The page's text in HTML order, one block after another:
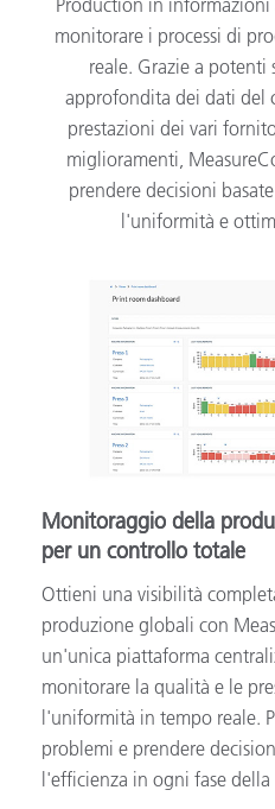
Production in
monitorare i processi di
reale. Grazie a
approfondita dei dati del
prestazioni dei vari
miglioramenti,
prendere decisioni
l'uniformità e
Monitoraggio della
per un controllo totale
Ottieni una visibilità
produzione globali con
un'unica piattaforma
monitorare la qualità e le
l'uniformità in tempo reale.
problemi e prendere
l'efficienza in ogni fase